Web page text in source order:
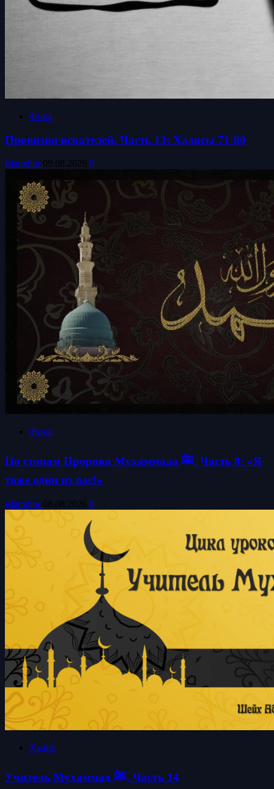
Фикх
Провизия искателей. Часть 13: Хадисы 71-80
islamdinr 09.08.2026 0
Фикх
По стопам Пророка Мухаммада ﷺ. Часть 8: «Я
тоже один из вас!»
islamdinr 08.08.2026 0
Хадис
Учитель Мухаммад ﷺ. Часть 14